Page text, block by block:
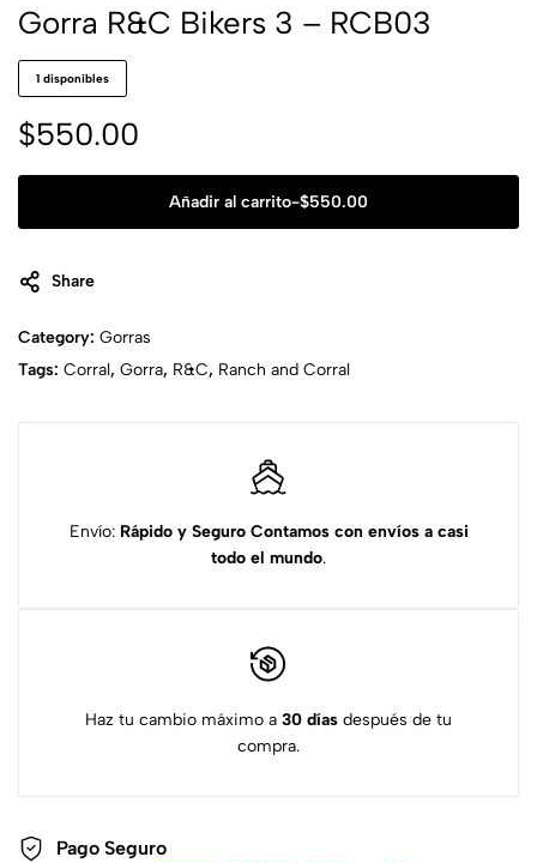
Gorra R&C Bikers 3 – RCB03
1 disponibles
$550.00
Añadir al carrito-$550.00
Share
Category: Gorras
Tags: Corral, Gorra, R&C, Ranch and Corral
Envío: Rápido y Seguro Contamos con envíos a casi
todo el mundo.
Haz tu cambio máximo a 30 días después de tu
compra.
Pago Seguro